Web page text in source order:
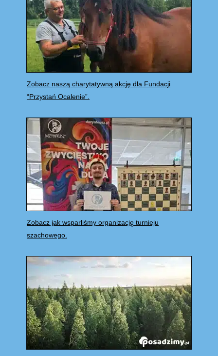
Zobacz naszą charytatywną akcję dla Fundacji
“Przystań Ocalenie”.
Zobacz jak wsparliśmy organizację turnieju
szachowego.